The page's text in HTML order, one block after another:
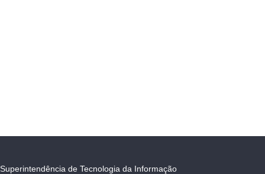
Superintendência de Tecnologia da Informação